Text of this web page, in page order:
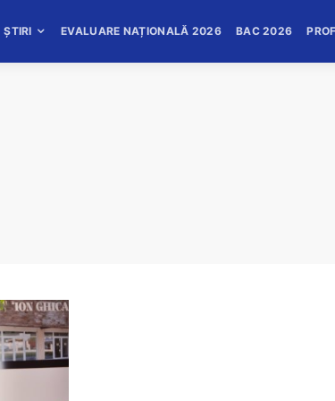
ȘTIRI EVALUARE NAȚIONALĂ 2026 BAC 2026